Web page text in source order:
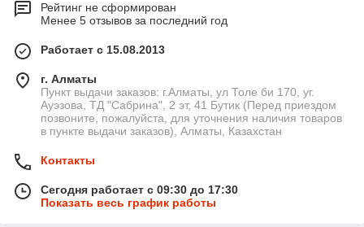
Рейтинг не сформирован
Менее 5 отзывов за последний год
Работает с 15.08.2013
г. Алматы
Пункт выдачи заказов: г.Алматы, ул Толе би 170, уг.
Ауэзова, ТД "Сабрина", 2 эт, 41 Бутик (Перед приездом
позвоните, пожалуйста, для уточнения наличия товаров
в пункте выдачи заказов), Алматы, Казахстан
Контакты
Сегодня работает с 09:30 до 17:30
Показать весь график работы